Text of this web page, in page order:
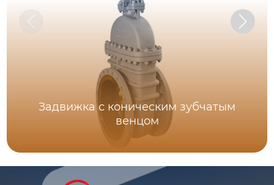
Задвижка с коническим зубчатым
венцом